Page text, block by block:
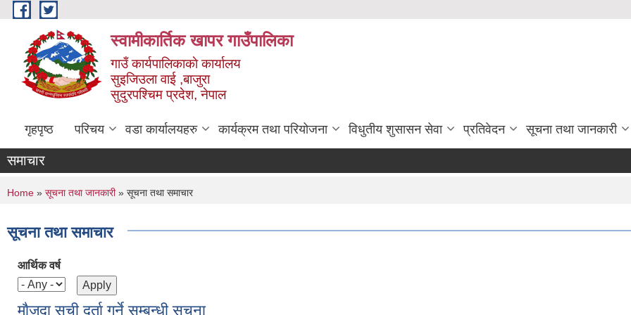
Skip to main content
स्वामीकार्तिक खापर गाउँपालिका
गाउँ कार्यपालिकाकाे कार्यालय
सुइजिउला वाई ,बाजुरा
सुदुरपश्चिम प्रदेश, नेपाल
गृहपृष्ठ परिचय वडा कार्यालयहरु कार्यक्रम तथा परियोजना विधुतीय शुसासन सेवा प्रतिवेदन सूचना तथा जानकारी
समाचार
You are here
Home » सूचना तथा जानकारी» सूचना तथा समाचार
सूचना तथा समाचार
आर्थिक वर्ष
माैजुदा सूची दर्ता गर्ने सम्बन्धी सूचना